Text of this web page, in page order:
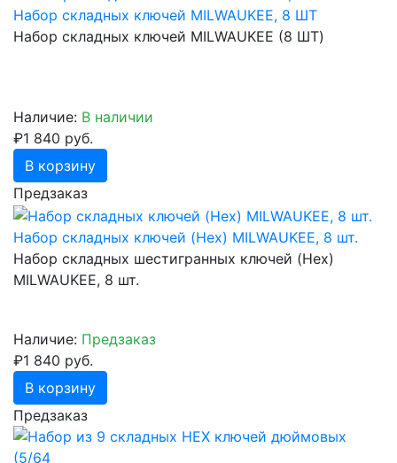
Набор складных ключей MILWAUKEE, 8 ШТ
Набор складных ключей MILWAUKEE (8 ШТ)
Наличие: В наличии
₽1 840 руб.
В корзину
Предзаказ
Набор складных ключей (Hex) MILWAUKEE, 8 шт.
Набор складных шестигранных ключей (Hex)
MILWAUKEE, 8 шт.
Наличие: Предзаказ
₽1 840 руб.
В корзину
Предзаказ